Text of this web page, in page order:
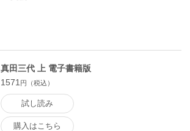
真田三代 上 電子書籍版
1571 円（税込）
試し読み
購入はこちら